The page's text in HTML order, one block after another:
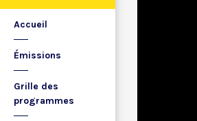
Accueil
Émissions
Grille des
programmes